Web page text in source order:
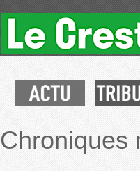
Chroniques